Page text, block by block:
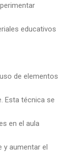
educativos
de elementos
Esta técnica se
en el aula
y aumentar el